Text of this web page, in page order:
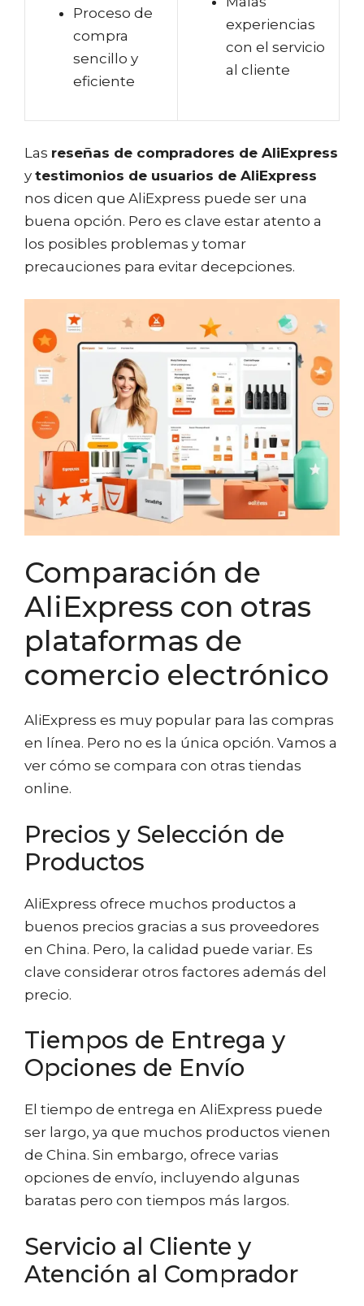
Proceso de
compra
sencillo y
eficiente
experiencias
con el servicio
al cliente
Las reseñas de compradores de AliExpress
y testimonios de usuarios de AliExpress
nos dicen que AliExpress puede ser una
buena opción. Pero es clave estar atento a
los posibles problemas y tomar
precauciones para evitar decepciones.
Comparación de
AliExpress con otras
plataformas de
comercio electrónico
AliExpress es muy popular para las compras
en línea. Pero no es la única opción. Vamos a
ver cómo se compara con otras tiendas
online.
Precios y Selección de
Productos
AliExpress ofrece muchos productos a
buenos precios gracias a sus proveedores
en China. Pero, la calidad puede variar. Es
clave considerar otros factores además del
precio.
Tiempos de Entrega y
Opciones de Envío
El tiempo de entrega en AliExpress puede
ser largo, ya que muchos productos vienen
de China. Sin embargo, ofrece varias
opciones de envío, incluyendo algunas
baratas pero con tiempos más largos.
Servicio al Cliente y
Atención al Comprador